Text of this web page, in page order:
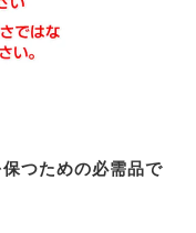
つための必需品で